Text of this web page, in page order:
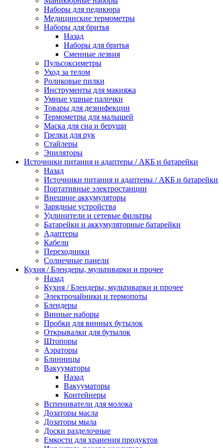
Наборы для педикюра
Медицинские термометры
Наборы для бритья
Назад
Наборы для бритья
Сменные лезвия
Пульсоксиметры
Уход за телом
Роликовые пилки
Инструменты для макияжа
Умные ушные палочки
Товары для дезинфекции
Термометры для малышей
Маска для сна и беруши
Грелки для рук
Стайлеры
Эпиляторы
Источники питания и адаптеры / АКБ и батарейки
Назад
Источники питания и адаптеры / АКБ и батарейки
Портативные электростанции
Внешние аккумуляторы
Зарядные устройства
Удлинители и сетевые фильтры
Батарейки и аккумуляторные батарейки
Адаптеры
Кабели
Переходники
Солнечные панели
Кухня / Блендеры, мультиварки и прочее
Назад
Кухня / Блендеры, мультиварки и прочее
Электрочайники и термопоты
Блендеры
Винные наборы
Пробки для винных бутылок
Открывалки для бутылок
Штопоры
Аэраторы
Блинницы
Вакууматоры
Назад
Вакууматоры
Контейнеры
Вспениватели для молока
Дозаторы масла
Дозаторы мыла
Доски разделочные
Емкости для хранения продуктов